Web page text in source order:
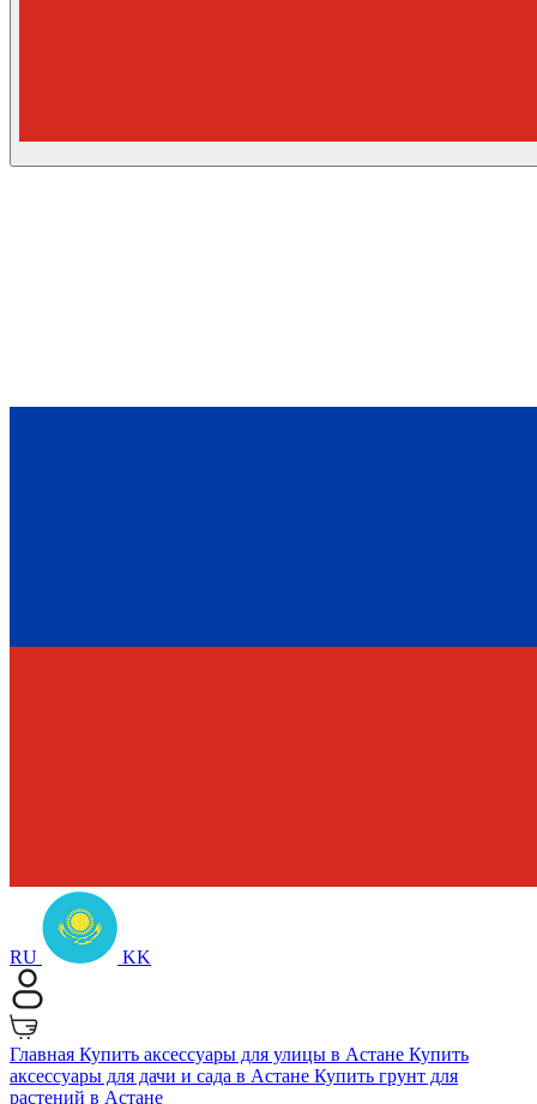
RU KK
Главная Купить аксессуары для улицы в Астане Купить
аксессуары для дачи и сада в Астане Купить грунт для
растений в Астане